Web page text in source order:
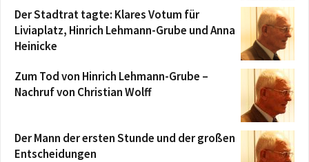
Der Stadtrat tagte: Klares Votum für
Liviaplatz, Hinrich Lehmann-Grube und Anna
Heinicke
Zum Tod von Hinrich Lehmann-Grube –
Nachruf von Christian Wolff
Der Mann der ersten Stunde und der großen
Entscheidungen